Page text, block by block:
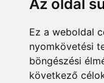
Az oldal
Ez a weboldal
nyomkövetési
böngészési
következő